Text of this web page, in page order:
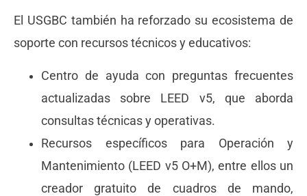
El USGBC también ha reforzado su ecosistema de
soporte con recursos técnicos y educativos:
Centro de ayuda con preguntas frecuentes
actualizadas sobre LEED v5, que aborda
consultas técnicas y operativas.
Recursos específicos para Operación y
Mantenimiento (LEED v5 O+M), entre ellos un
creador gratuito de cuadros de mando,